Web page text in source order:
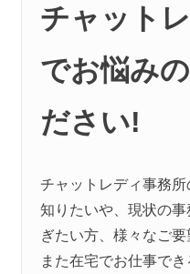
チャット
でお悩み
ださい!
チャットレディ事務
知りたいや、現状の
ぎたい方、様々なご要
また在宅でお仕事で